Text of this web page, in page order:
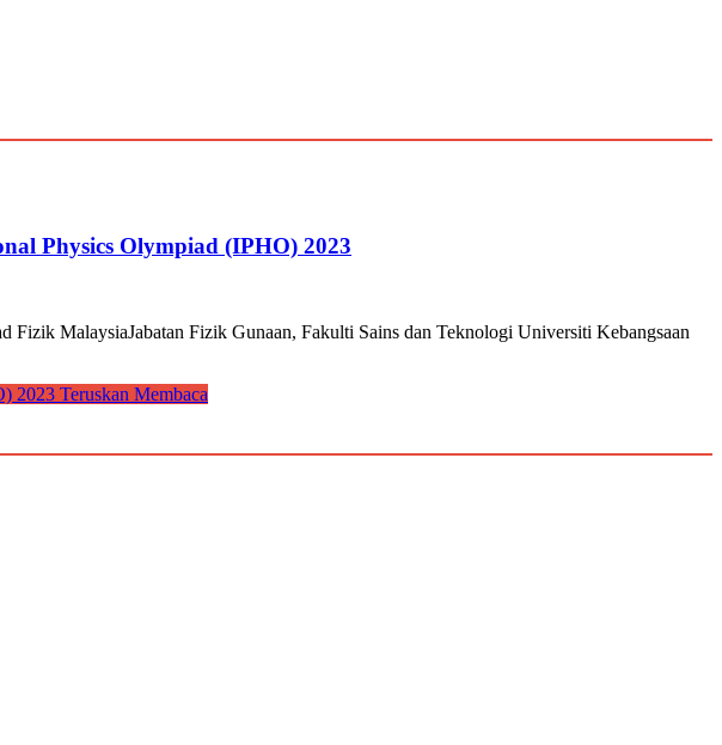
Physics Olympiad (IPHO) 2023
MalaysiaJabatan Fizik Gunaan, Fakulti Sains dan Teknologi Universiti Kebangsaan
2023 Teruskan Membaca